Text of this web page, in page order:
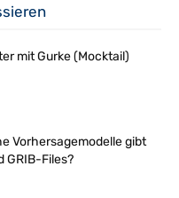
mit Gurke (Mocktail)
Vorhersagemodelle gibt
GRIB-Files?